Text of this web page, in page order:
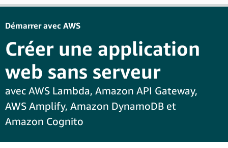
Connectez-vous
Outils pour développeurs
Plus de ressources
Explorer en fonction des rôles
Démarrer avec AWS
Créer une application
web sans serveur
avec AWS Lambda, Amazon API Gateway,
AWS Amplify, Amazon DynamoDB et
Amazon Cognito